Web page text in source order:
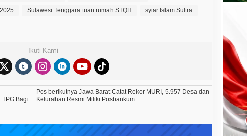
Sulawesi Tenggara tuan rumah STQH syiar Islam Sultra
Ikuti Kami
Bagi
Pos berikutnya Jawa Barat Catat Rekor MURI, 5.957 Desa dan
Kelurahan Resmi Miliki Posbankum